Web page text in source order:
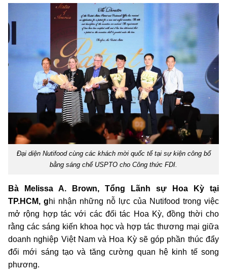
Đại diện Nutifood cùng các khách mời quốc tế tại sự kiện công bố
bằng sáng chế USPTO cho Công thức FDI.
Bà Melissa A. Brown, Tổng Lãnh sự Hoa Kỳ tại
TP.HCM, ghi nhận những nỗ lực của Nutifood trong việc
mở rộng hợp tác với các đối tác Hoa Kỳ, đồng thời cho
rằng các sáng kiến khoa học và hợp tác thương mại giữa
doanh nghiệp Việt Nam và Hoa Kỳ sẽ góp phần thúc đẩy
đổi mới sáng tạo và tăng cường quan hệ kinh tế song
phương.